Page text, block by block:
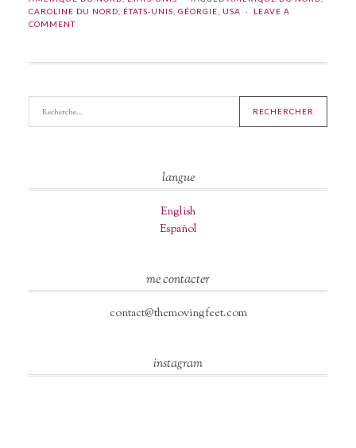
CAROLINE DU NORD
ÉTATS-UNIS GÉORGIE USA
LEAVE A
COMMENT
langue
English
Español
me contacter
contact@themovingfeet.com
instagram